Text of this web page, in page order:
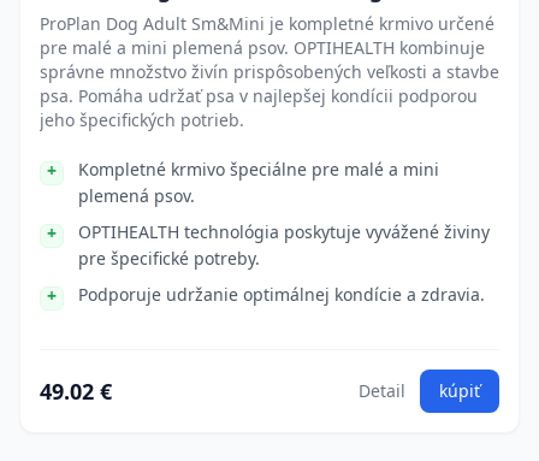
ProPlan Dog Adult Sm&Mini je kompletné krmivo určené
pre malé a mini plemená psov. OPTIHEALTH kombinuje
správne množstvo živín prispôsobených veľkosti a stavbe
psa. Pomáha udržať psa v najlepšej kondícii podporou
jeho špecifických potrieb.
Kompletné krmivo špeciálne pre malé a mini
plemená psov.
OPTIHEALTH technológia poskytuje vyvážené živiny
pre špecifické potreby.
Podporuje udržanie optimálnej kondície a zdravia.
49.02 € Detail kúpiť